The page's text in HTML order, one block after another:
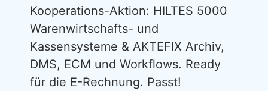
Kooperations-Aktion: HILTES 5000
Warenwirtschafts- und
Kassensysteme & AKTEFIX Archiv,
DMS, ECM und Workflows. Ready
für die E-Rechnung. Passt!